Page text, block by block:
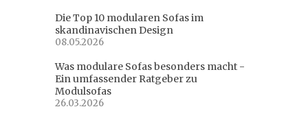
Die Top 10 modularen Sofas im
skandinavischen Design
08.05.2026
Was modulare Sofas besonders macht -
Ein umfassender Ratgeber zu
Modulsofas
26.03.2026